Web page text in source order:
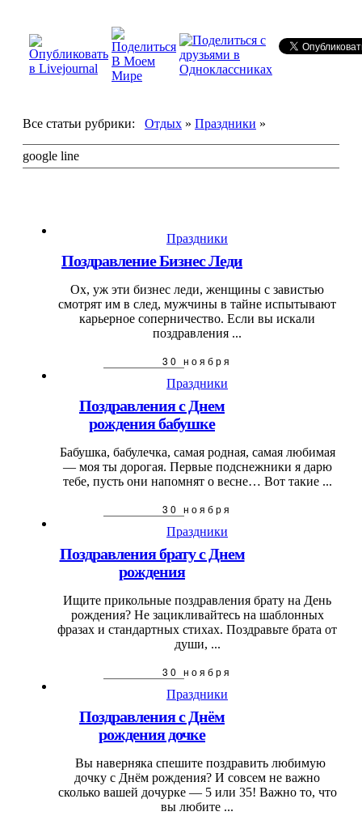
Все статьи рубрики: Отдых » Праздники »
google line
Праздники
Поздравление Бизнес Леди
Ох, уж эти бизнес леди, женщины с завистью
смотрят им в след, мужчины в тайне испытывают
карьерное соперничество. Если вы искали
поздравления ...
30 ноября
Праздники
Поздравления с Днем
рождения бабушке
Бабушка, бабулечка, самая родная, самая любимая
— моя ты дорогая. Первые подснежники я дарю
тебе, пусть они напомнят о весне… Вот такие ...
30 ноября
Праздники
Поздравления брату с Днем
рождения
Ищите прикольные поздравления брату на День
рождения? Не зацикливайтесь на шаблонных
фразах и стандартных стихах. Поздравьте брата от
души, ...
30 ноября
Праздники
Поздравления с Днём
рождения дочке
Вы наверняка спешите поздравить любимую
дочку с Днём рождения? И совсем не важно
сколько вашей дочурке — 5 или 35! Важно то, что
вы любите ...